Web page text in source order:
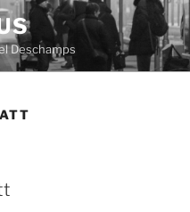
Deschamps